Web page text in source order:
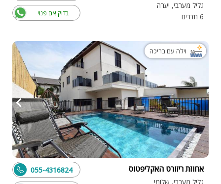
גליל מערבי, יערה
6 חדרים
בדוק אם פנוי
וילה עם בריכה
אחוזת ריזורט האקליפטוס
גליל מערבי, שלומי
055-4316824